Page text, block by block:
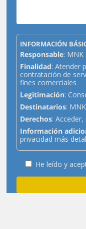
INFORMACIÓN
Responsable: MNK
Finalidad: Atender
contratación de
fines comerciales
Legitimación:
Destinatarios:
Derechos:
Información
privacidad más
He leído y